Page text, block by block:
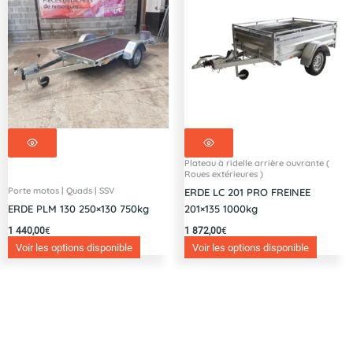
Porte motos | Quads | SSV
ERDE PLM 130 250×130 750kg
1 440,00€
Voir les options disponible
Plateau à ridelle arrière ouvrante (
Roues extérieures )
ERDE LC 201 PRO FREINEE
201×135 1000kg
1 872,00€
Voir les options disponible